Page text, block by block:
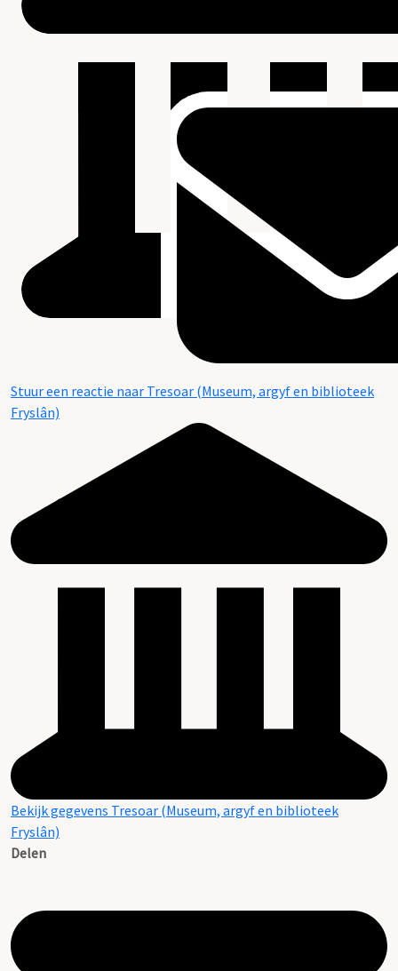
Stuur een reactie naar Tresoar (Museum, argyf en biblioteek
Fryslân)
Bekijk gegevens Tresoar (Museum, argyf en biblioteek
Fryslân)
Delen